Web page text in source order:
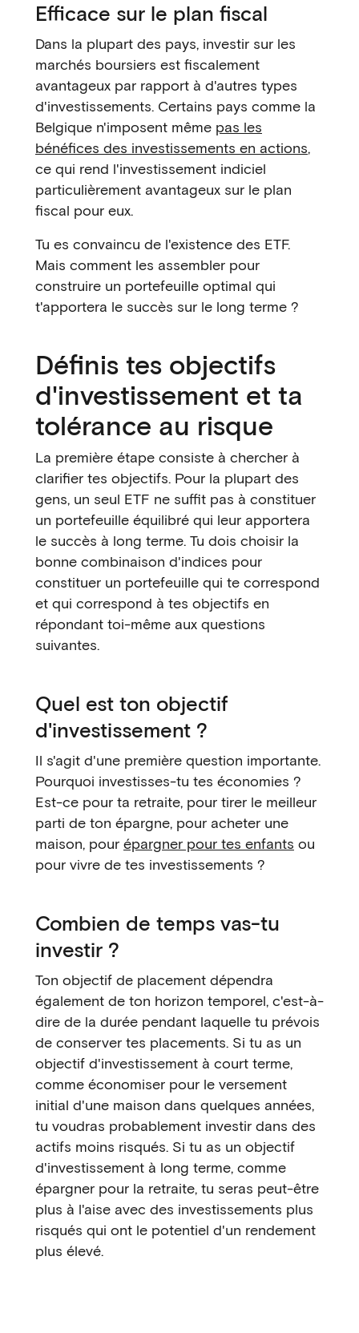
Efficace sur le plan fiscal
Dans la plupart des pays, investir sur les
marchés boursiers est fiscalement
avantageux par rapport à d'autres types
d'investissements. Certains pays comme la
Belgique n'imposent même pas les
bénéfices des investissements en actions,
ce qui rend l'investissement indiciel
particulièrement avantageux sur le plan
fiscal pour eux.
Tu es convaincu de l'existence des ETF.
Mais comment les assembler pour
construire un portefeuille optimal qui
t'apportera le succès sur le long terme ?
Définis tes objectifs
d'investissement et ta
tolérance au risque
La première étape consiste à chercher à
clarifier tes objectifs. Pour la plupart des
gens, un seul ETF ne suffit pas à constituer
un portefeuille équilibré qui leur apportera
le succès à long terme. Tu dois choisir la
bonne combinaison d'indices pour
constituer un portefeuille qui te correspond
et qui correspond à tes objectifs en
répondant toi-même aux questions
suivantes.
Quel est ton objectif
d'investissement ?
Il s'agit d'une première question importante.
Pourquoi investisses-tu tes économies ?
Est-ce pour ta retraite, pour tirer le meilleur
parti de ton épargne, pour acheter une
maison, pour épargner pour tes enfants ou
pour vivre de tes investissements ?
Combien de temps vas-tu
investir ?
Ton objectif de placement dépendra
également de ton horizon temporel, c'est-à-
dire de la durée pendant laquelle tu prévois
de conserver tes placements. Si tu as un
objectif d'investissement à court terme,
comme économiser pour le versement
initial d'une maison dans quelques années,
tu voudras probablement investir dans des
actifs moins risqués. Si tu as un objectif
d'investissement à long terme, comme
épargner pour la retraite, tu seras peut-être
plus à l'aise avec des investissements plus
risqués qui ont le potentiel d'un rendement
plus élevé.